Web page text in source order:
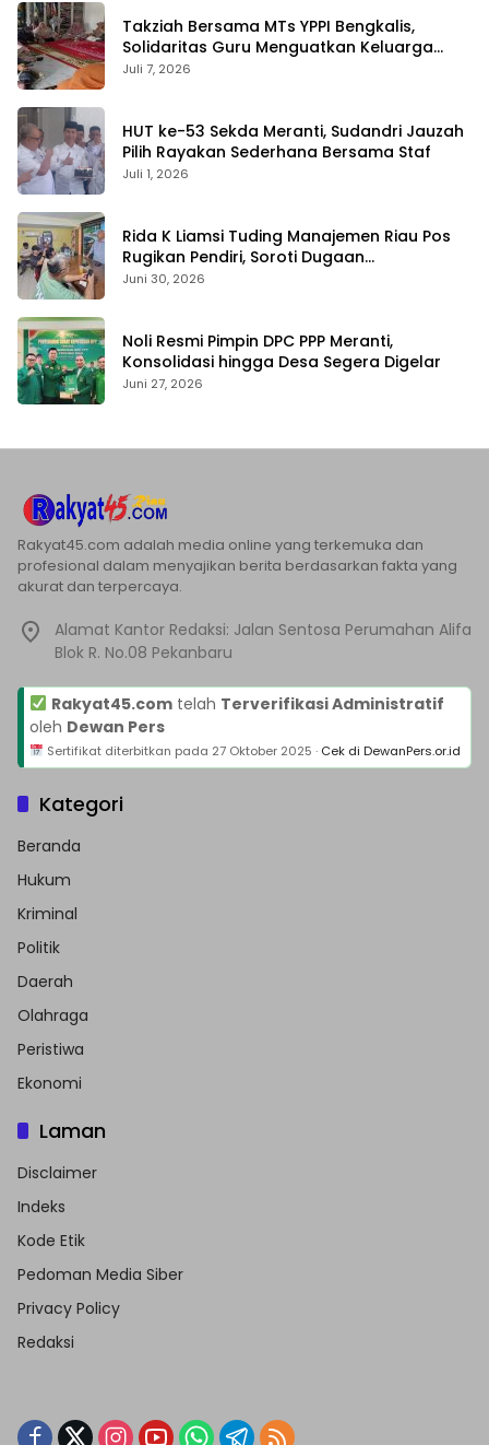
Takziah Bersama MTs YPPI Bengkalis,
Solidaritas Guru Menguatkan Keluarga
yang Berduka
Juli 7, 2026
HUT ke-53 Sekda Meranti, Sudandri Jauzah
Pilih Rayakan Sederhana Bersama Staf
Juli 1, 2026
Rida K Liamsi Tuding Manajemen Riau Pos
Rugikan Pendiri, Soroti Dugaan
Pengambilalihan Aset
Juni 30, 2026
Noli Resmi Pimpin DPC PPP Meranti,
Konsolidasi hingga Desa Segera Digelar
Juni 27, 2026
Rakyat45.com adalah media online yang terkemuka dan
profesional dalam menyajikan berita berdasarkan fakta yang
akurat dan terpercaya.
Alamat Kantor Redaksi: Jalan Sentosa Perumahan Alifa
Blok R. No.08 Pekanbaru
Rakyat45.comtelah Terverifikasi Administratif
oleh Dewan Pers
Sertifikat diterbitkan pada 27 Oktober 2025 · Cek di DewanPers.or.id
Kategori
Beranda
Hukum
Kriminal
Politik
Daerah
Olahraga
Peristiwa
Ekonomi
Laman
Disclaimer
Indeks
Kode Etik
Pedoman Media Siber
Privacy Policy
Redaksi